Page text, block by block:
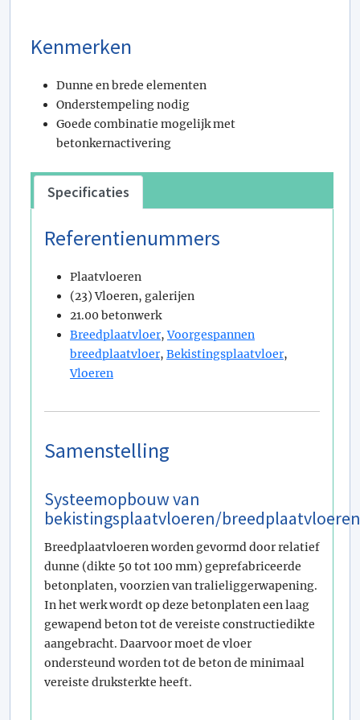
Kenmerken
Dunne en brede elementen
Onderstempeling nodig
Goede combinatie mogelijk met
betonkernactivering
Specificaties
Referentienummers
Plaatvloeren
(23) Vloeren, galerijen
21.00 betonwerk
Breedplaatvloer,Voorgespannen
breedplaatvloer, Bekistingsplaatvloer,
Vloeren
Samenstelling
Systeemopbouw van
bekistingsplaatvloeren/breedplaatvloeren
Breedplaatvloeren worden gevormd door relatief
dunne (dikte 50 tot 100 mm) geprefabriceerde
betonplaten, voorzien van tralieliggerwapening.
In het werk wordt op deze betonplaten een laag
gewapend beton tot de vereiste constructiedikte
aangebracht. Daarvoor moet de vloer
ondersteund worden tot de beton de minimaal
vereiste druksterkte heeft.